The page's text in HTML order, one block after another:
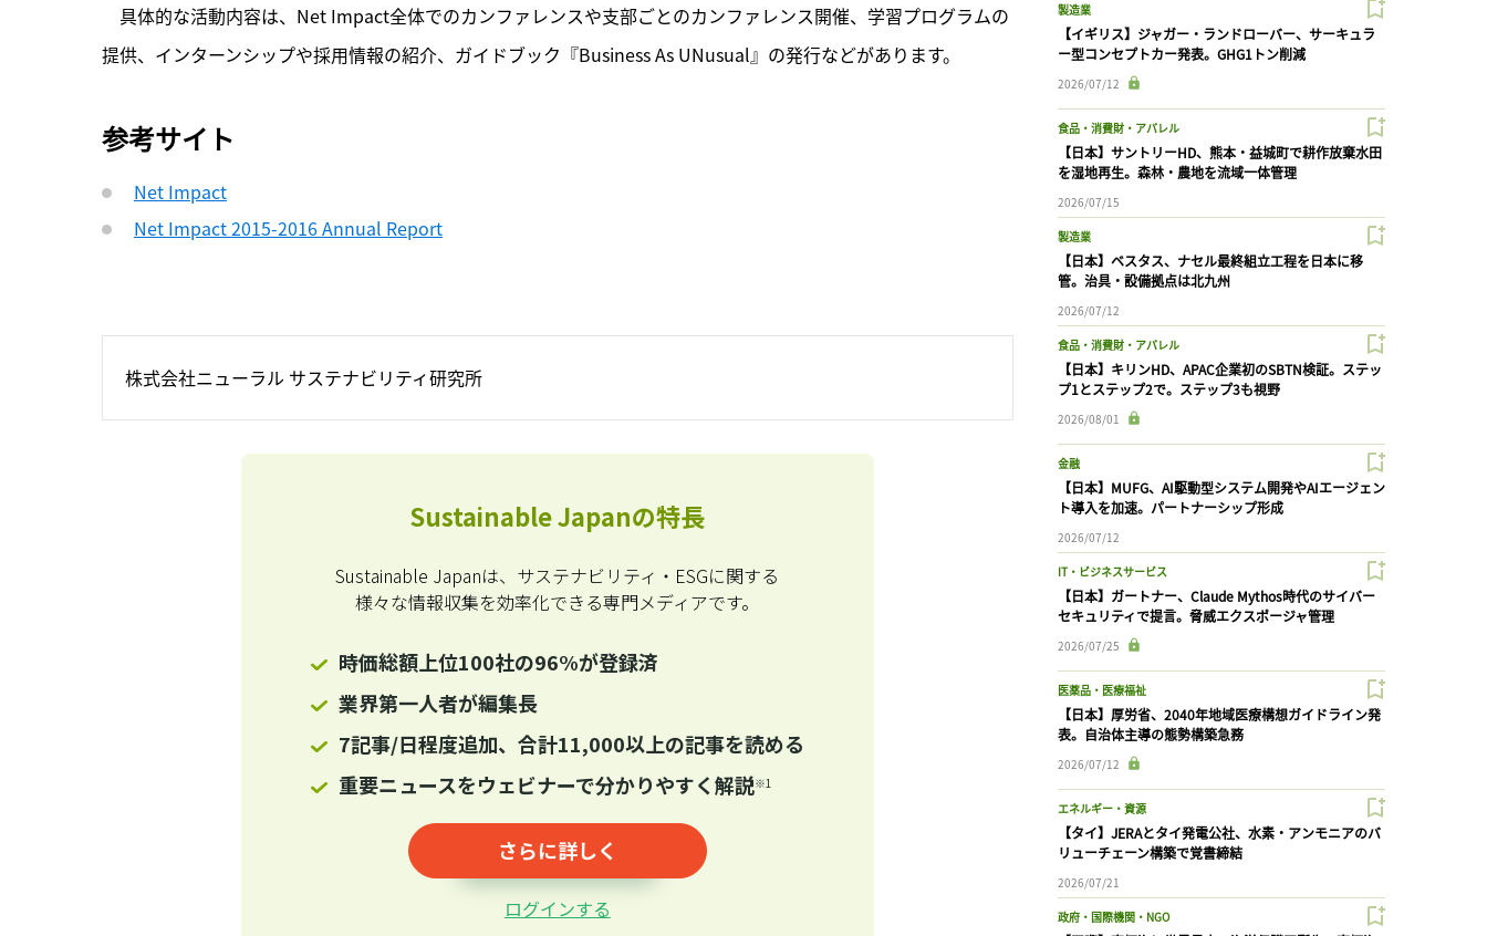
具体的な活動内容は、Net Impact全体でのカンファレンスや支部ごとのカンファレンス開催、学習プログラムの
提供、インターンシップや採用情報の紹介、ガイドブック『Business As UNusual』の発行などがあります。
参考サイト
Net Impact
Net Impact 2015-2016 Annual Report
株式会社ニューラル サステナビリティ研究所
Sustainable Japanの特長
Sustainable Japanは、サステナビリティ・ESGに関する
様々な情報収集を効率化できる専門メディアです。
時価総額上位100社の96%が登録済
業界第一人者が編集長
7記事/日程度追加、合計11,000以上の記事を読める
重要ニュースをウェビナーで分かりやすく解説※1
さらに詳しく
ログインする
製造業
【イギリス】ジャガー・ランドローバー、サーキュラ
ー型コンセプトカー発表。GHG1トン削減
2026/07/12
食品・消費財・アパレル
【日本】サントリーHD、熊本・益城町で耕作放棄水田
を湿地再生。森林・農地を流域一体管理
2026/07/15
製造業
【日本】ベスタス、ナセル最終組立工程を日本に移
管。治具・設備拠点は北九州
2026/07/12
食品・消費財・アパレル
【日本】キリンHD、APAC企業初のSBTN検証。ステッ
プ1とステップ2で。ステップ3も視野
2026/08/01
金融
【日本】MUFG、AI駆動型システム開発やAIエージェン
ト導入を加速。パートナーシップ形成
2026/07/12
IT・ビジネスサービス
【日本】ガートナー、Claude Mythos時代のサイバー
セキュリティで提言。脅威エクスポージャ管理
2026/07/25
医薬品・医療福祉
【日本】厚労省、2040年地域医療構想ガイドライン発
表。自治体主導の態勢構築急務
2026/07/12
エネルギー・資源
【タイ】JERAとタイ発電公社、水素・アンモニアのバ
リューチェーン構築で覚書締結
2026/07/21
政府・国際機関・NGO